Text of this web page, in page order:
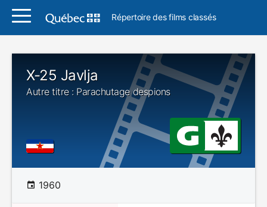
Répertoire des films classés
X-25 Javlja
Autre titre : Parachutage despions
1960